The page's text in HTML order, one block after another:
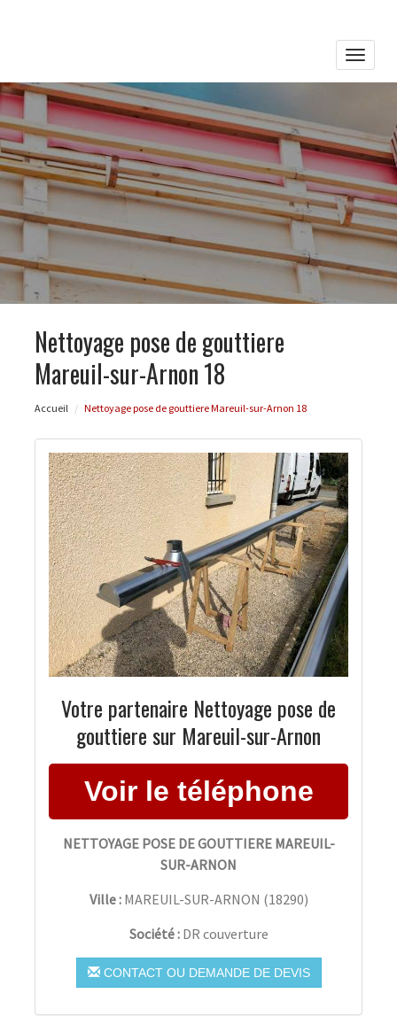
Toggle
Nettoyage pose de gouttiere
Mareuil-sur-Arnon 18
Accueil Nettoyage pose de gouttiere Mareuil-sur-Arnon 18
Votre partenaire Nettoyage pose de
gouttiere sur Mareuil-sur-Arnon
NETTOYAGE POSE DE GOUTTIERE MAREUIL-
SUR-ARNON
Ville : MAREUIL-SUR-ARNON (18290)
Société : DR couverture
CONTACT OU DEMANDE DE DEVIS